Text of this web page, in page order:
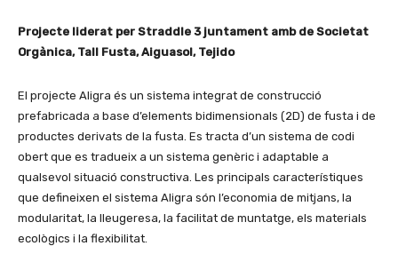
Projecte liderat per Straddle 3 juntament amb de Societat
Orgànica, Tall Fusta, Aiguasol, Tejido
El projecte Aligra és un sistema integrat de construcció
prefabricada a base d’elements bidimensionals (2D) de fusta i de
productes derivats de la fusta. Es tracta d’un sistema de codi
obert que es tradueix a un sistema genèric i adaptable a
qualsevol situació constructiva. Les principals característiques
que defineixen el sistema Aligra són l’economia de mitjans, la
modularitat, la lleugeresa, la facilitat de muntatge, els materials
ecològics i la flexibilitat.